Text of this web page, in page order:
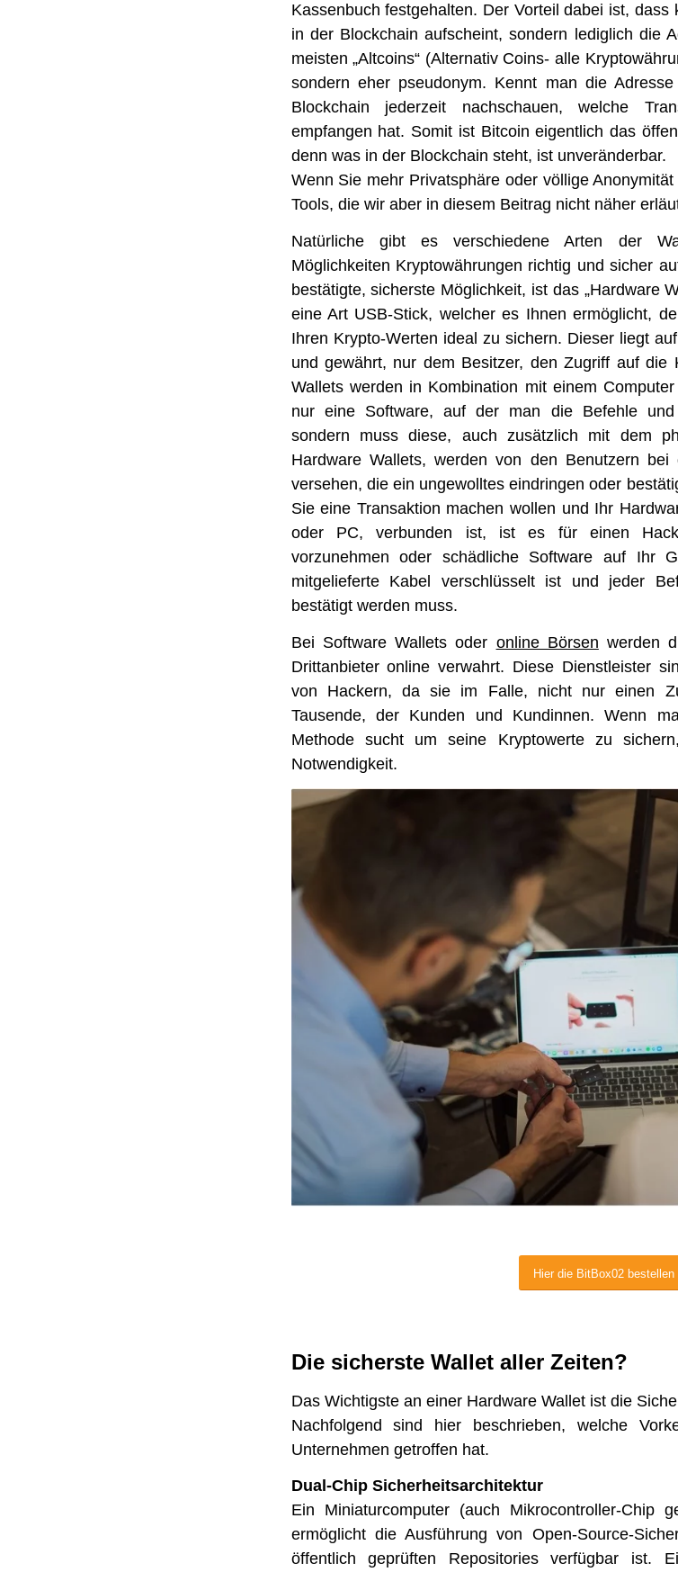
Kassenbuch festgehalten. Der Vorteil dabei ist, dass
in der Blockchain aufscheint, sondern lediglich die
meisten „Altcoins“ (Alternativ Coins- alle
sondern eher pseudonym. Kennt man die
Blockchain jederzeit nachschauen, welche
empfangen hat. Somit ist Bitcoin eigentlich das
denn was in der Blockchain steht, ist unveränderbar.
Wenn Sie mehr Privatsphäre oder völlige
Tools, die wir aber in diesem Beitrag nicht näher
Natürliche gibt es verschiedene Arten der
Möglichkeiten Kryptowährungen richtig und sicher
bestätigte, sicherste Möglichkeit, ist das „Hardware
eine Art USB-Stick, welcher es Ihnen ermöglicht,
Ihren Krypto-Werten ideal zu sichern. Dieser liegt
und gewährt, nur dem Besitzer, den Zugriff auf die
Wallets werden in Kombination mit einem
nur eine Software, auf der man die Befehle und
sondern muss diese, auch zusätzlich mit dem
Hardware Wallets, werden von den Benutzern
versehen, die ein ungewolltes eindringen oder
Sie eine Transaktion machen wollen und Ihr
oder PC, verbunden ist, ist es für einen
vorzunehmen oder schädliche Software auf Ihr
mitgelieferte Kabel verschlüsselt ist und jeder
bestätigt werden muss.
Bei Software Wallets oder online Börsen werden
Drittanbieter online verwahrt. Diese Dienstleister
von Hackern, da sie im Falle, nicht nur einen
Tausende, der Kunden und Kundinnen. Wenn
Methode sucht um seine Kryptowerte zu
Notwendigkeit.
Hier die BitBox02 bestellen
Die sicherste Wallet aller Zeiten?
Das Wichtigste an einer Hardware Wallet ist die
Nachfolgend sind hier beschrieben, welche
Unternehmen getroffen hat.
Dual-Chip Sicherheitsarchitektur
Ein Miniaturcomputer (auch Mikrocontroller-Chip
ermöglicht die Ausführung von Open-Source-
öffentlich geprüften Repositories verfügbar ist.